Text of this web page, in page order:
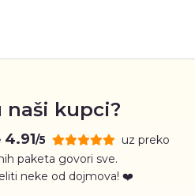
naši kupci?
4.91/5
uz preko
paketa govori sve.
neke od dojmova! ❤️